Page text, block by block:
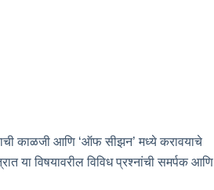
काळजी आणि ‘ऑफ सीझन’ मध्ये करावयाचे
या विषयावरील विविध प्रश्नांची समर्पक आणि